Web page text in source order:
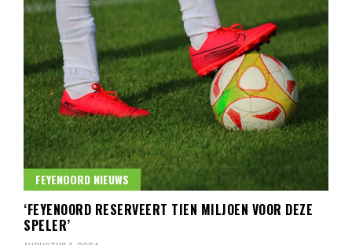
FEYENOORD NIEUWS
‘FEYENOORD RESERVEERT TIEN MILJOEN VOOR DEZE
SPELER’